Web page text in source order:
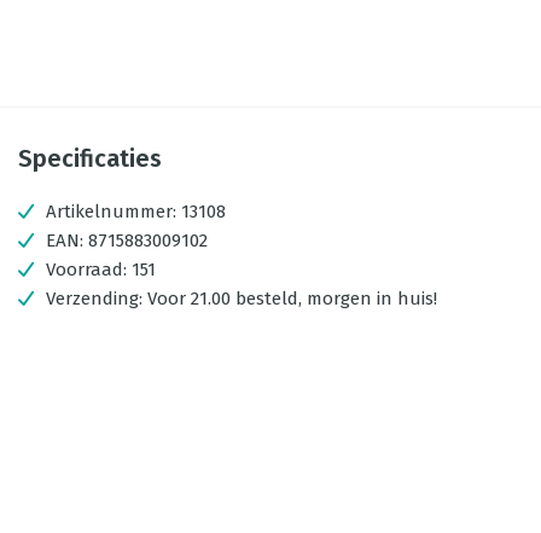
Specificaties
Artikelnummer: 13108
EAN: 8715883009102
Voorraad: 151
Verzending: Voor 21.00 besteld, morgen in huis!